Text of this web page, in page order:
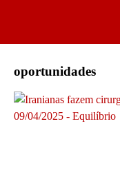
oportunidades